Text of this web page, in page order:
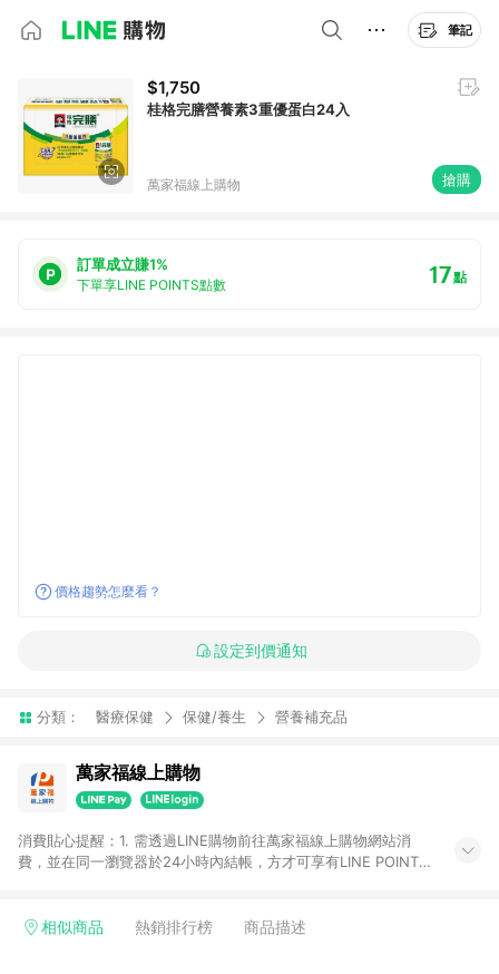
筆記
$1,750
桂格完膳營養素3重優蛋白24入
萬家福線上購物 搶購
訂單成立賺1%
下單享LINE POINTS點數 17點
價格趨勢怎麼看？
設定到價通知
分類： 醫療保健 保健/養生 營養補充品
萬家福線上購物
消費貼心提醒：1. 需透過LINE購物前往萬家福線上購物網站消
費，並在同一瀏覽器於24小時內結帳，方才可享有LINE POINTS
4. 不具回饋資格種類商品：電子禮券。 5. 回饋點數計算將排除訂
相似商品 熱銷排行榜 商品描述